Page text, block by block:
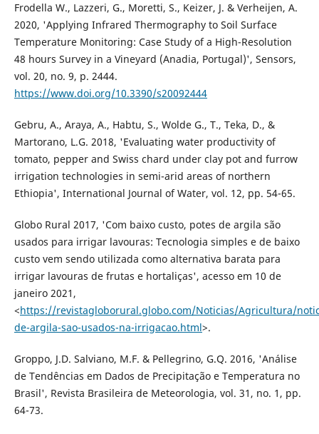
Frodella W., Lazzeri, G., Moretti, S., Keizer, J. & Verheijen, A.
2020, 'Applying Infrared Thermography to Soil Surface
Temperature Monitoring: Case Study of a High-Resolution
48 hours Survey in a Vineyard (Anadia, Portugal)', Sensors,
vol. 20, no. 9, p. 2444.
https://www.doi.org/10.3390/s20092444
Gebru, A., Araya, A., Habtu, S., Wolde G., T., Teka, D., &
Martorano, L.G. 2018, 'Evaluating water productivity of
tomato, pepper and Swiss chard under clay pot and furrow
irrigation technologies in semi-arid areas of northern
Ethiopia', International Journal of Water, vol. 12, pp. 54-65.
Globo Rural 2017, 'Com baixo custo, potes de argila são
usados para irrigar lavouras: Tecnologia simples e de baixo
custo vem sendo utilizada como alternativa barata para
irrigar lavouras de frutas e hortaliças', acesso em 10 de
janeiro 2021,
<https://revistagloborural.globo.com/Noticias/Agricultura/
de-argila-sao-usados-na-irrigacao.html>.
Groppo, J.D. Salviano, M.F. & Pellegrino, G.Q. 2016, 'Análise
de Tendências em Dados de Precipitação e Temperatura no
Brasil', Revista Brasileira de Meteorologia, vol. 31, no. 1, pp.
64-73.